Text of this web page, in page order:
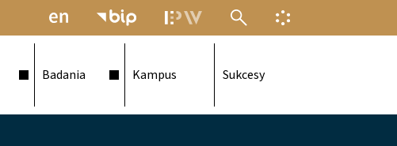
MENU ELEKTRONICZNEJINFORMACJA O
Badania Kampus Sukcesy